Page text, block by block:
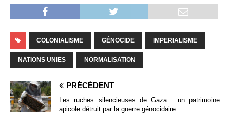
COLONIALISME GÉNOCIDE IMPERIALISME
NATIONS UNIES NORMALISATION
PRÉCÉDENT
Les ruches silencieuses de Gaza : un patrimoine
apicole détruit par la guerre génocidaire